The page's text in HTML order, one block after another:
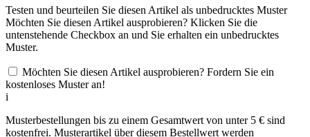
Testen und beurteilen Sie diesen Artikel als unbedrucktes Muster
Möchten Sie diesen Artikel ausprobieren? Klicken Sie die
untenstehende Checkbox an und Sie erhalten ein unbedrucktes
Muster.
Möchten Sie diesen Artikel ausprobieren? Fordern Sie ein
kostenloses Muster an!
i
Musterbestellungen bis zu einem Gesamtwert von unter 5 € sind
kostenfrei. Musterartikel über diesem Bestellwert werden